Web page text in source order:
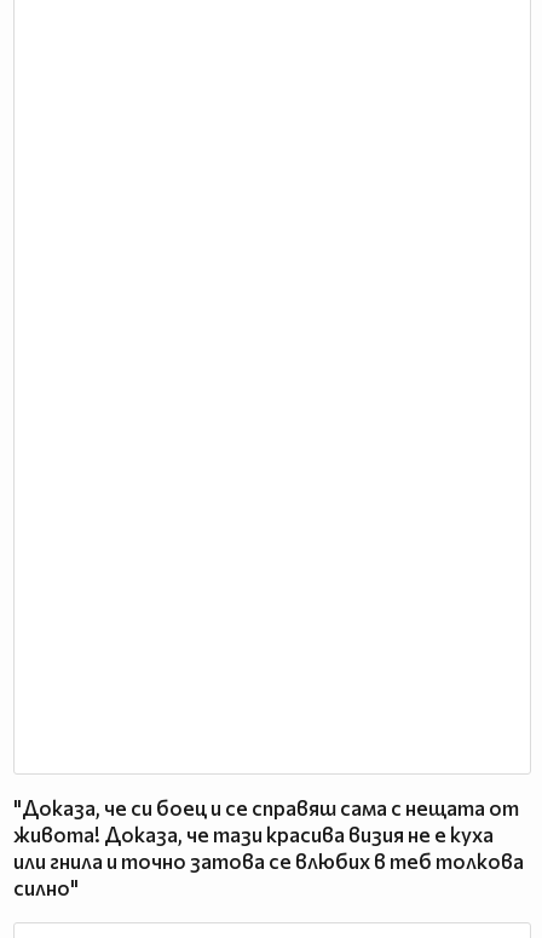
"Доказа, че си боец и се справяш сама с нещата от
живота! Доказа, че тази красива визия не е куха
или гнила и точно затова се влюбих в теб толкова
силно"